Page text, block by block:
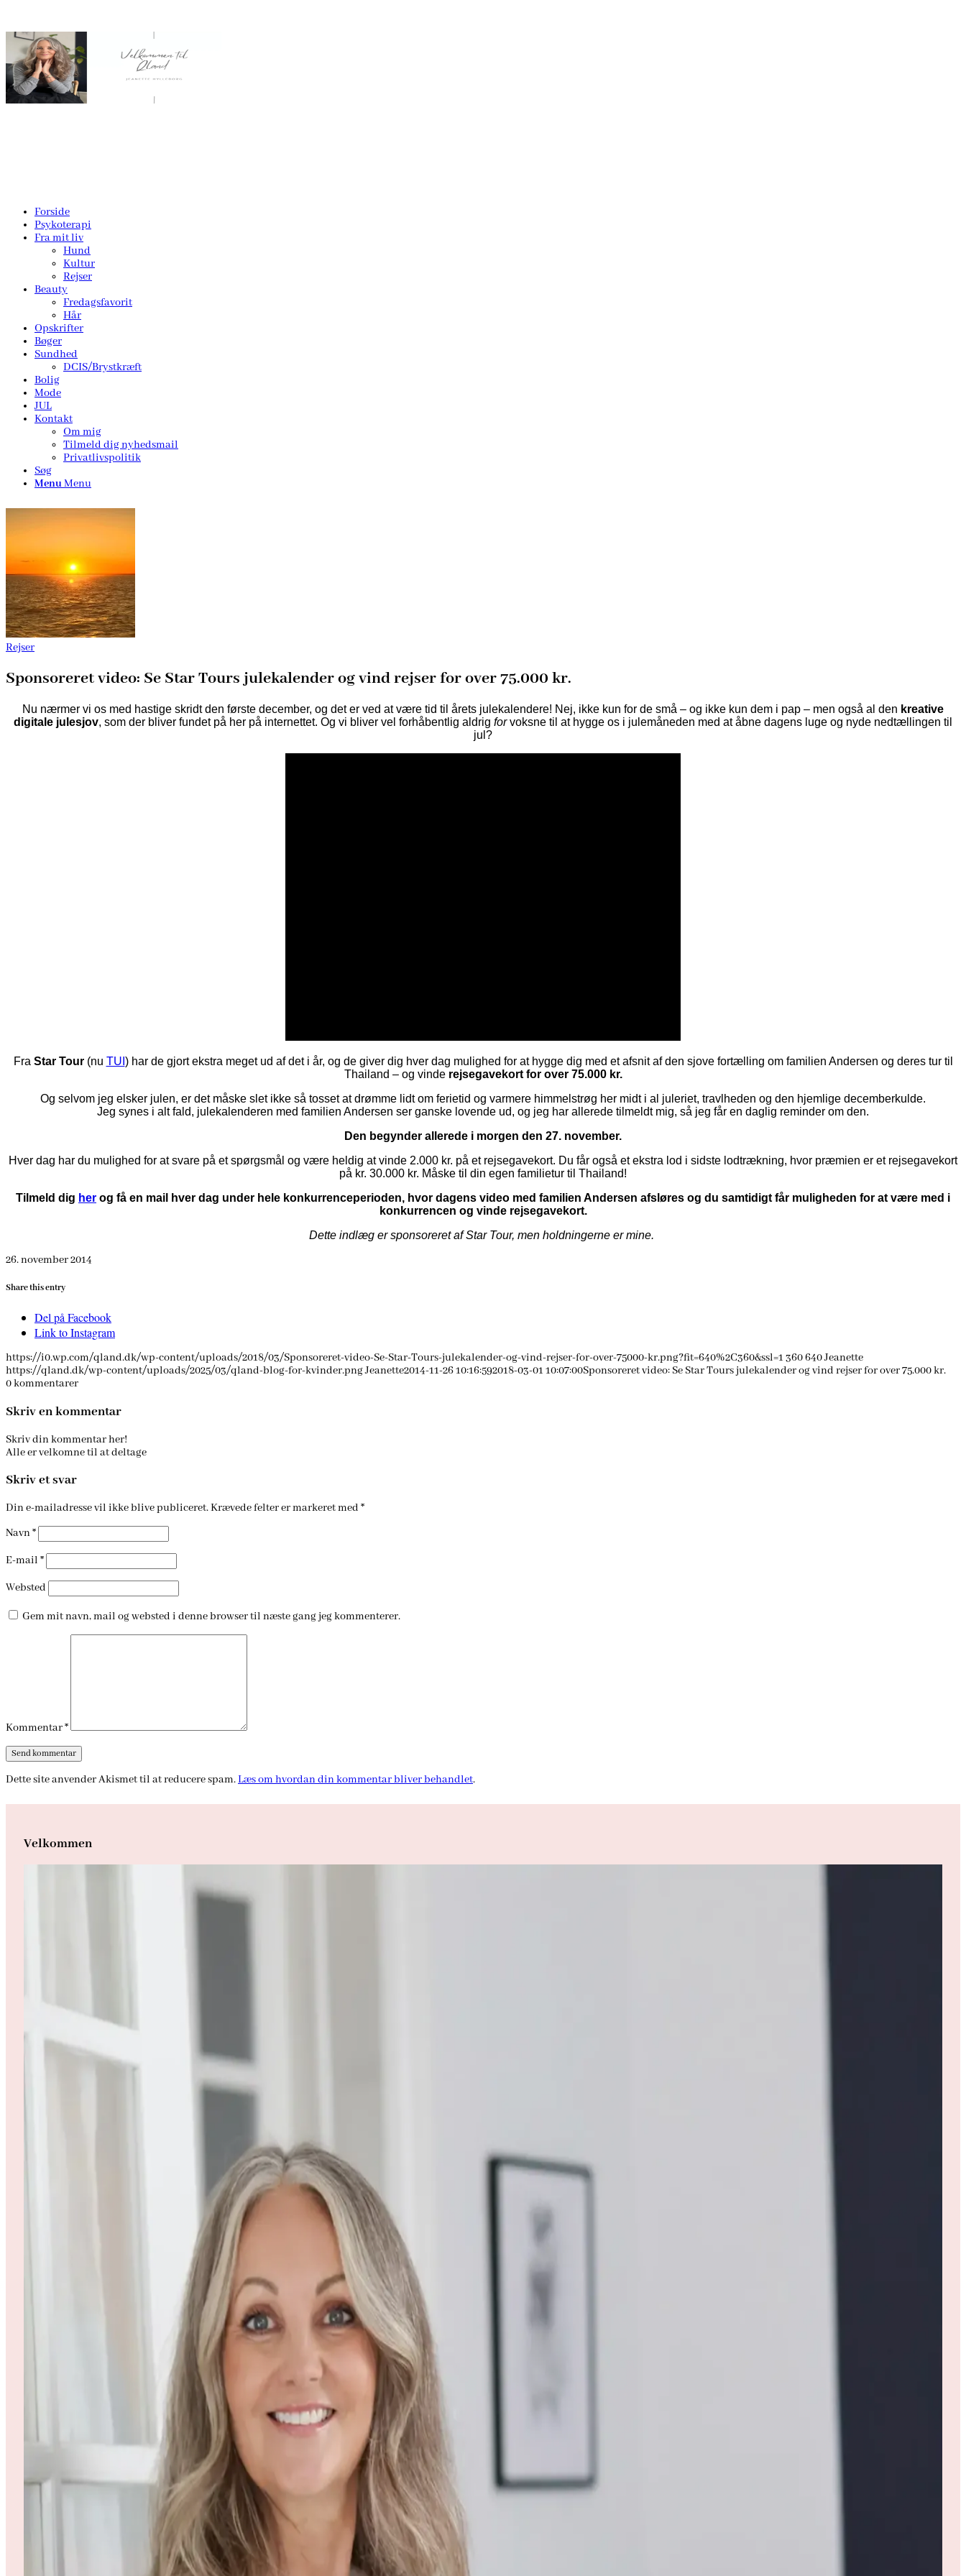
Forside
Psykoterapi
Fra mit liv
Hund
Kultur
Rejser
Beauty
Fredagsfavorit
Hår
Opskrifter
Bøger
Sundhed
DCIS/Brystkræft
Bolig
Mode
JUL
Kontakt
Om mig
Tilmeld dig nyhedsmail
Privatlivspolitik
Søg
MenuMenu
Rejser
Sponsoreret video: Se Star Tours julekalender og vind rejser for over 75.000 kr.
Nu nærmer vi os med hastige skridt den første december, og det er ved at være tid til årets julekalendere! Nej, ikke kun for de små – og ikke kun dem i pap – men også al den kreative
digitale julesjov, som der bliver fundet på her på internettet. Og vi bliver vel forhåbentlig aldrig forvoksne til at hygge os i julemåneden med at åbne dagens luge og nyde nedtællingen til
jul?
Fra Star Tour(nu TUI ) har de gjort ekstra meget ud af det i år, og de giver dig hver dag mulighed for at hygge dig med et afsnit af den sjove fortælling om familien Andersen og deres tur til
Thailand – og vinde rejsegavekort for over 75.000 kr.
Og selvom jeg elsker julen, er det måske slet ikke så tosset at drømme lidt om ferietid og varmere himmelstrøg her midt i al juleriet, travlheden og den hjemlige decemberkulde.
Jeg synes i alt fald, julekalenderen med familien Andersen ser ganske lovende ud, og jeg har allerede tilmeldt mig, så jeg får en daglig reminder om den.
Den begynder allerede i morgen den 27. november.
Hver dag har du mulighed for at svare på et spørgsmål og være heldig at vinde 2.000 kr. på et rejsegavekort. Du får også et ekstra lod i sidste lodtrækning, hvor præmien er et rejsegavekort
på kr. 30.000 kr. Måske til din egen familietur til Thailand!
Tilmeld dig her og få en mail hver dag under hele konkurrenceperioden, hvor dagens video med familien Andersen afsløres og du samtidigt får muligheden for at være med i
konkurrencen og vinde rejsegavekort.
Dette indlæg er sponsoreret af Star Tour, men holdningerne er mine.
26. november 2014
Share this entry
Del på Facebook
Link to Instagram
https://i0.wp.com/qland.dk/wp-content/uploads/2018/03/Sponsoreret-video-Se-Star-Tours-julekalender-og-vind-rejser-for-over-75000-kr.png?fit=640%2C360&ssl=1 360640Jeanette
https://qland.dk/wp-content/uploads/2025/03/qland-blog-for-kvinder.pngJeanette2014-11-26 10:16:592018-03-01 10:07:00Sponsoreret video: Se Star Tours julekalender og vind rejser for over 75.000 kr.
0kommentarer
Skriv en kommentar
Skriv din kommentar her!
Alle er velkomne til at deltage
Skriv et svar
Din e-mailadresse vil ikke blive publiceret.Krævede felter er markeret med *
Navn*
E-mail *
Websted
Gem mit navn, mail og websted i denne browser til næste gang jeg kommenterer.
Kommentar*
Dette site anvender Akismet til at reducere spam.Læs om hvordan din kommentar bliver behandlet.
Velkommen